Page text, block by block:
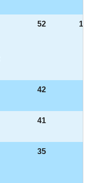
52 1-
42
41
35